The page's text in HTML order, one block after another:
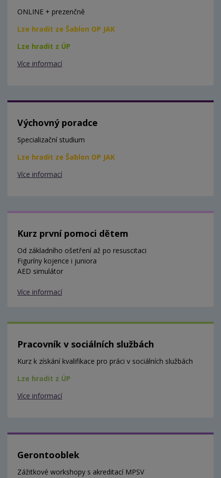
ONLINE + prezenčně
Lze hradit ze Šablon OP JAK
Lze hradit z ÚP
Více informací
Výchovný poradce
Specializační studium
Lze hradit ze Šablon OP JAK
Více informací
Kurz první pomoci dětem
Od základního ošetření až po resuscitaci
Figuríny kojence i juniora
AED simulátor
Více informací
Pracovník v sociálních službách
Kurz k získání kvalifikace pro práci v sociálních službách
Lze hradit z ÚP
Více informací
Gerontooblek
Zážitkové workshopy s akreditací MPSV